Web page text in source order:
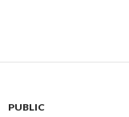
PUBLIC